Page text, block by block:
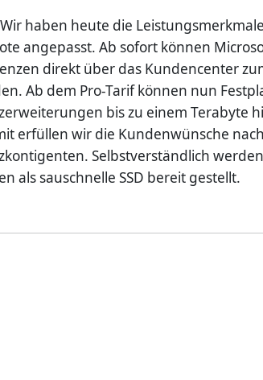
haben heute die
angepasst. Ab sofort können
direkt über das Kundencenter
Ab dem Pro-Tarif können nun
bis zu einem Terabyte
erfüllen wir die Kundenwünsche
Selbstverständlich
als sauschnelle SSD bereit gestellt.